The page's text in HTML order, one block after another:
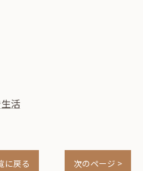
活
に戻る 次のページ >